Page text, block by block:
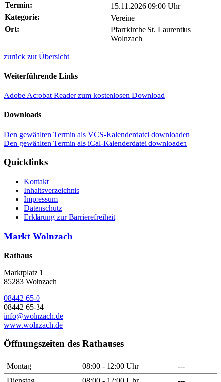
Termin:
15.11.2026 09:00 Uhr
Kategorie:
Vereine
Ort:
Pfarrkirche St. Laurentius
Wolnzach
zurück zur Übersicht
Weiterführende Links
Adobe Acrobat Reader zum kostenlosen Download
Downloads
Den gewählten Termin als VCS-Kalenderdatei downloaden
Den gewählten Termin als iCal-Kalenderdatei downloaden
Quicklinks
Kontakt
Inhaltsverzeichnis
Impressum
Datenschutz
Erklärung zur Barrierefreiheit
Markt Wolnzach
Rathaus
Marktplatz 1
85283 Wolnzach
08442 65-0
08442 65-34
info@wolnzach.de
www.wolnzach.de
Öffnungszeiten des Rathauses
Montag 08:00 - 12:00 Uhr
---
Dienstag
08:00 - 12:00 Uhr ---